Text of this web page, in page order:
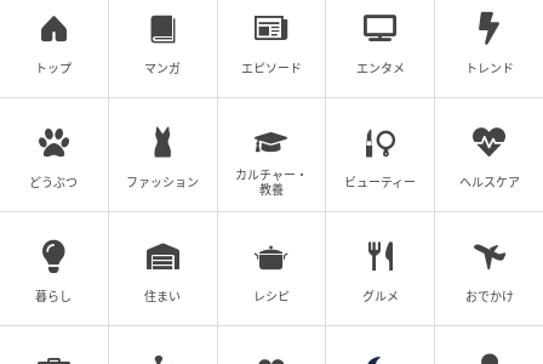
ですか
A. 事業者がeLTAX（地方税ポータルシステム）に事前
登録していることが前提条件です。
eLTAX登録後、住民税通知の電子データをダウンロー
トップ マンガ エピソード エンタメ トレンド
どうぶつ ファッション
カルチャー・
教養
ビューティー ヘルスケア
暮らし 住まい レシピ グルメ おでかけ